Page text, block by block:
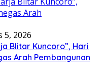
5, 2026
Blitar Kuncoro”, Hari
Arah Pembangunan